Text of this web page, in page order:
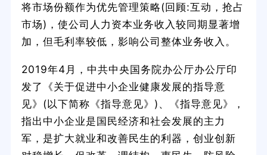
将市场份额作为优先管理策略(回顾:互动，抢占
市场)，使公司人力资本业务收入较同期显著增
加，但毛利率较低，影响公司整体业务收入。
2019年4月，中共中央国务院办公厅办公厅印
发了《关于促进中小企业健康发展的指导意
见》(以下简称《指导意见》)、《指导意见》，
指出中小企业是国民经济和社会发展的主力
军，是扩大就业和改善民生的利器，创业创新